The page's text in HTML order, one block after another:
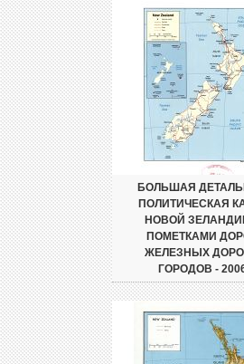
БОЛЬШАЯ
ПОЛИТИЧЕСКАЯ
НОВОЙ
ПОМЕТКАМИ
ЖЕЛЕЗНЫХ
ГОРОДОВ -